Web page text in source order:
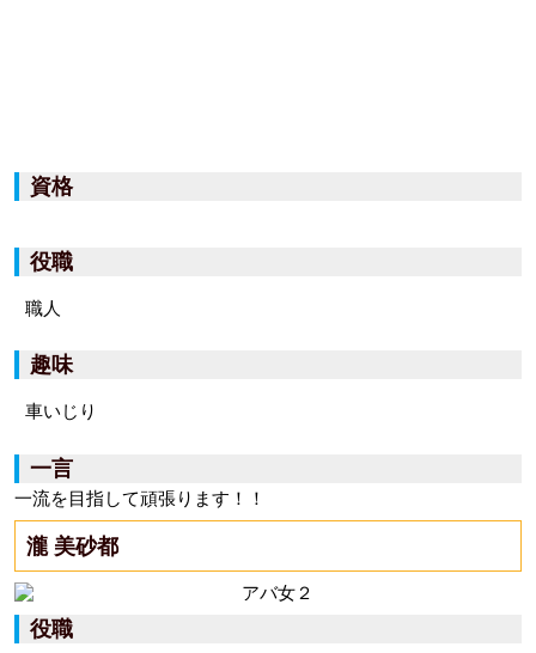
資格
役職
職人
趣味
車いじり
一言
一流を目指して頑張ります！！
瀧 美砂都
役職